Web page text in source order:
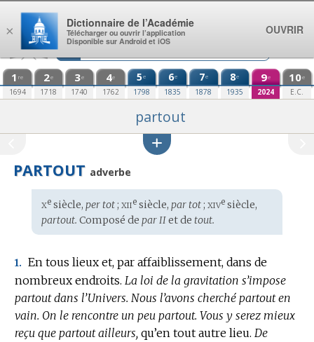
Aller au contenu
1 re
1694
2e
1718
3e
1740
4e
1762
5e
1798
6e
1835
7e
1878
8e
1935
9e
2024
10e
E.C.
partout
PARTOUT adverbe
Étymologie
:
xesiècle, per tot; xiiesiècle, par tot; xivesiècle,
partout. Composé de par IIet de tout.
1. En tous lieux et, par affaiblissement, dans de
nombreux endroits. La loi de la gravitation s’impose
partout dans l’Univers. Nous l’avons cherché partout en
vain. On le rencontre un peu partout. Vous y serez mieux
reçu que partout ailleurs, qu’en tout autre lieu. De
×
Dictionnaire de l’Académie
Télécharger ou ouvrir l’application
Disponible sur Android et iOS
OUVRIR